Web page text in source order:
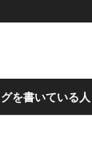
を書いている人